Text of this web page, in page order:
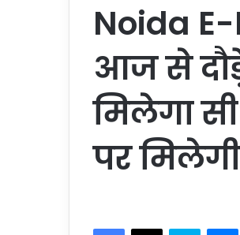
Noida
आज से
मिलेगा
पर
Facebook
X Skype